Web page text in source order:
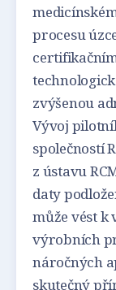
procesu
zvýšenou
Vývoj
společností
z ústavu
daty
může vést k
výrobních
náročných
skutečný